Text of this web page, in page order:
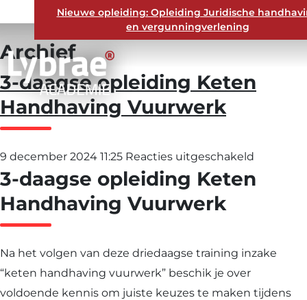
Nieuwe opleiding: Opleiding Juridische
en vergunningverlening
Archief
3-daagse opleiding Keten
Handhaving Vuurwerk
9 december 2024 11:25 Reacties uitgeschakeld
3-
3-daagse opleiding Keten
Handhaving Vuurwerk
Na het volgen van deze driedaagse training inzake
“keten handhaving vuurwerk” beschik je over
voldoende kennis om juiste keuzes te maken tijdens